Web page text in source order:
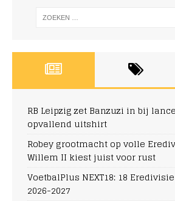
RB Leipzig zet Banzuzi in bij
opvallend uitshirt
Robey grootmacht op volle
Willem II kiest juist voor rust
VoetbalPlus NEXT18: 18
2026-2027